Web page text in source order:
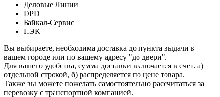
Деловые Линии
DPD
Байкал-Сервис
ПЭК
Вы выбираете, необходима доставка до пункта выдачи в
вашем городе или по вашему адресу "до двери".
Для вашего удобства, сумма доставки включается в счет: а)
отдельной строкой, б) распределяется по цене товара.
Также вы можете пожелать самостоятельно рассчитаться за
перевозку с транспортной компанией.